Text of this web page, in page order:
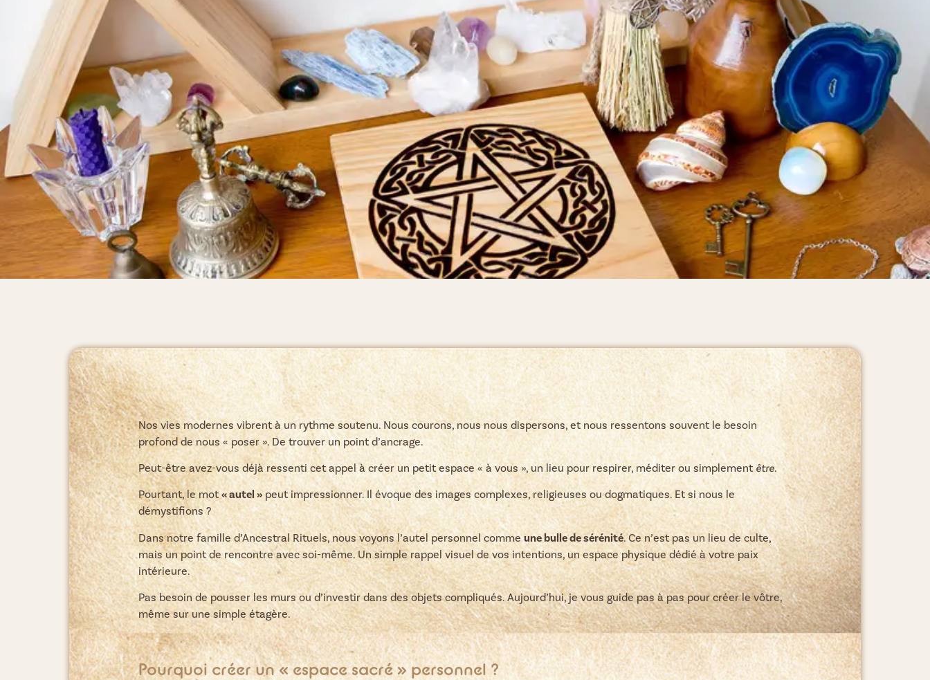
Nos vies modernes vibrent à un rythme soutenu. Nous courons, nous nous dispersons, et nous ressentons souvent le besoin
profond de nous « poser ». De trouver un point d’ancrage.
Peut-être avez-vous déjà ressenti cet appel à créer un petit espace « à vous », un lieu pour respirer, méditer ou simplement être.
Pourtant, le mot« autel »peut impressionner. Il évoque des images complexes, religieuses ou dogmatiques. Et si nous le
démystifions ?
Dans notre famille d’Ancestral Rituels, nous voyons l’autel personnel commeune bulle de sérénité. Ce n’est pas un lieu de culte,
mais un point de rencontre avec soi-même. Un simple rappel visuel de vos intentions, un espace physique dédié à votre paix
intérieure.
Pas besoin de pousser les murs ou d’investir dans des objets compliqués. Aujourd’hui, je vous guide pas à pas pour créer le vôtre,
même sur une simple étagère.
Pourquoi créer un « espace sacré » personnel ?